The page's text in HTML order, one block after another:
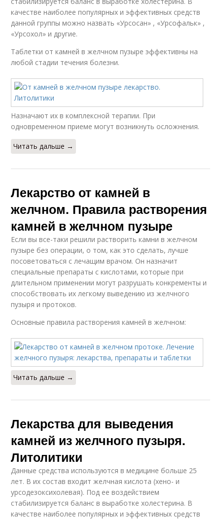
качестве наиболее популярных и эффективных средств
данной группы можно назвать «Урсосан» , «Урсофальк» ,
«Урсохол» и другие.
Таблетки от камней в желчном пузыре эффективны на
любой стадии течения болезни.
Назначают их в комплексной терапии. При
одновременном приеме могут возникнуть осложнения.
Читать дальше →
Лекарство от камней в
желчном. Правила растворения
камней в желчном пузыре
Если вы все-таки решили растворить камни в желчном
пузыре без операции, о том, как это сделать, лучше
посоветоваться с лечащим врачом. Он назначит
специальные препараты с кислотами, которые при
длительном применении могут разрушать конкременты и
способствовать их легкому выведению из желчного
пузыря и протоков.
Основные правила растворения камней в желчном:
Читать дальше →
Лекарства для выведения
камней из желчного пузыря.
Литолитики
Данные средства используются в медицине больше 25
лет. В их состав входит желчная кислота (хено- и
урсодезоксихолевая). Под ее воздействием
стабилизируется баланс в выработке холестерина. В
качестве наиболее популярных и эффективных средств